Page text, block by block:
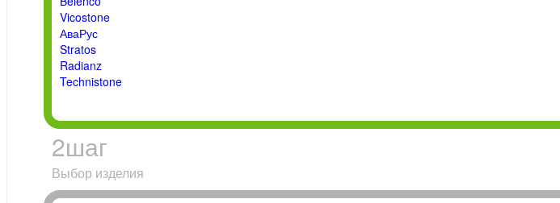
Vicostone
АваРус
Stratos
Radianz
Technistone
2шаг
Выбор изделия